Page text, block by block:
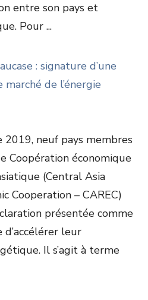
entre son pays et
Pour ...
: signature d’une
de l’énergie
neuf pays membres
Coopération économique
(Central Asia
Cooperation – CAREC)
présentée comme
leur
Il s’agit à terme